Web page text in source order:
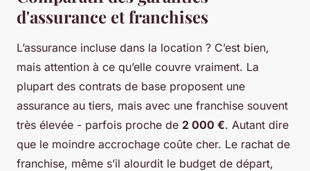
d'assurance et franchises
L’assurance incluse dans la location ? C’est bien,
mais attention à ce qu’elle couvre vraiment. La
plupart des contrats de base proposent une
assurance au tiers, mais avec une franchise souvent
très élevée - parfois proche de 2 000 €. Autant dire
que le moindre accrochage coûte cher. Le rachat de
franchise, même s’il alourdit le budget de départ,